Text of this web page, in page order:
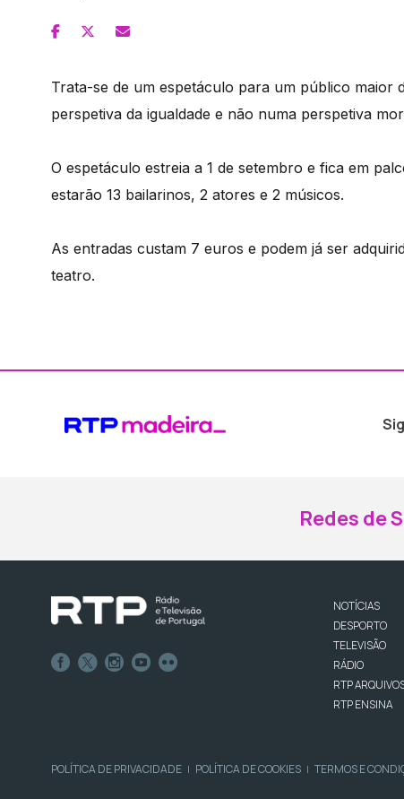
Trata-se de um espetáculo para um público maior
perspetiva da igualdade e não numa perspetiva
O espetáculo estreia a 1 de setembro e fica em
estarão 13 bailarinos, 2 atores e 2 músicos.
As entradas custam 7 euros e podem já ser
teatro.
Redes de
NOTÍCIAS
DESPORTO
TELEVISÃO
RÁDIO
RTP
RTP ENSINA
POLÍTICA DE PRIVACIDADE | POLÍTICA DE COOKIES | TERMOS E